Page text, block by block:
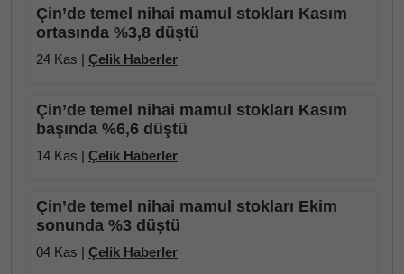
Çin’de temel nihai mamul stokları Kasım
ortasında %3,8 düştü
24 Kas | Çelik Haberler
Çin’de temel nihai mamul stokları Kasım
başında %6,6 düştü
14 Kas | Çelik Haberler
Çin’de temel nihai mamul stokları Ekim
sonunda %3 düştü
04 Kas | Çelik Haberler